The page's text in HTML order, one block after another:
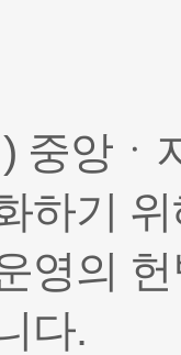
중앙ㆍ
하기
영의
다.